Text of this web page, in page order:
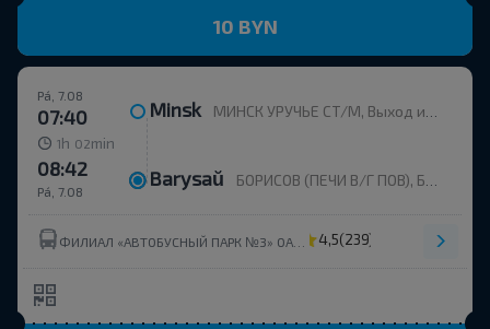
10 BYN
Pá, 7.08
07:40 Minsk МИНСК УРУЧЬЕ СТ/М, Выход из метро, напротив дома пр. Независимости, 168к2
1h 02 min
Pá, 7.08
08:42 Barysaŭ БОРИСОВ (ПЕЧИ В/Г ПОВ), БОРИСОВ Борисовский р-н МИНСКАЯ ОБЛ. Беларусь
4,5(239)